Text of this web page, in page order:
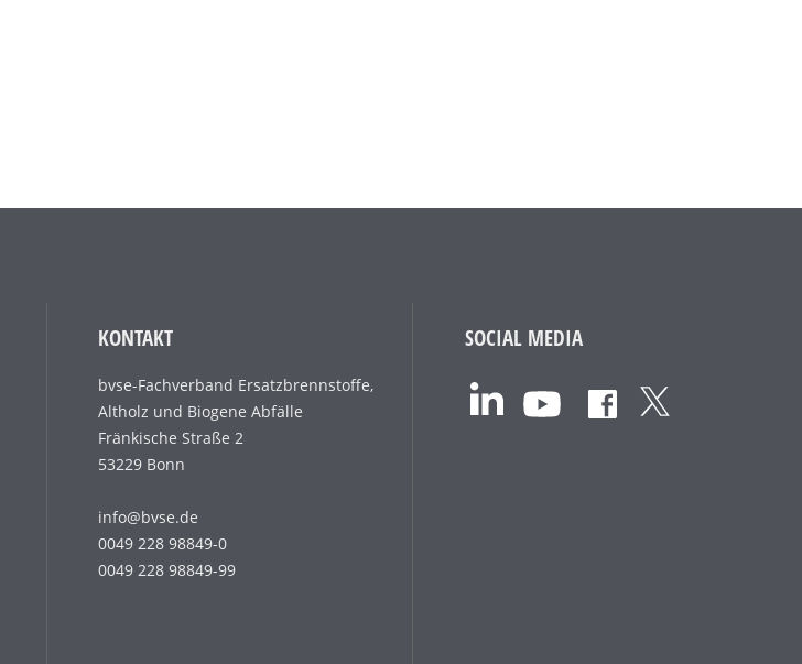
KONTAKT
bvse-Fachverband Ersatzbrennstoffe,
Altholz und Biogene Abfälle
Fränkische Straße 2
53229 Bonn
info@bvse.de
0049 228 98849-0
0049 228 98849-99
SOCIAL MEDIA